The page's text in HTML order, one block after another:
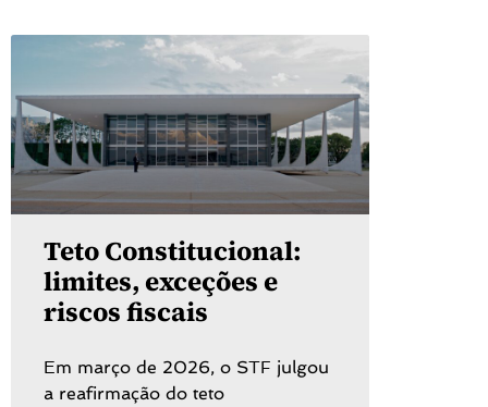
Teto Constitucional:
limites, exceções e
riscos fiscais
Em março de 2026, o STF julgou
a reafirmação do teto